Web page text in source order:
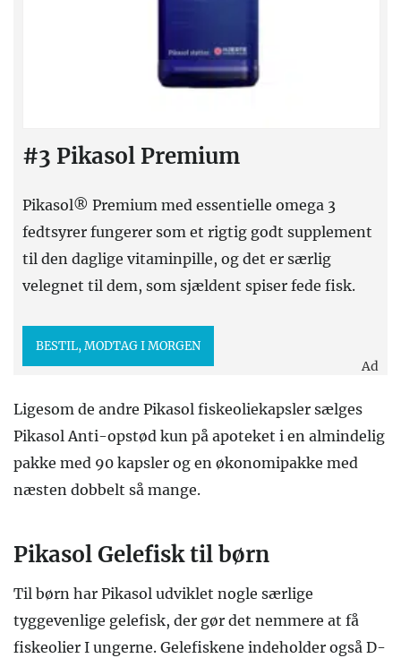
#3 Pikasol Premium
Pikasol® Premium med essentielle omega 3
fedtsyrer fungerer som et rigtig godt supplement
til den daglige vitaminpille, og det er særlig
velegnet til dem, som sjældent spiser fede fisk.
BESTIL, MODTAG I MORGEN
Ad
Ligesom de andre Pikasol fiskeoliekapsler sælges
Pikasol Anti-opstød kun på apoteket i en almindelig
pakke med 90 kapsler og en økonomipakke med
næsten dobbelt så mange.
Pikasol Gelefisk til børn
Til børn har Pikasol udviklet nogle særlige
tyggevenlige gelefisk, der gør det nemmere at få
fiskeolier I ungerne. Gelefiskene indeholder også D-